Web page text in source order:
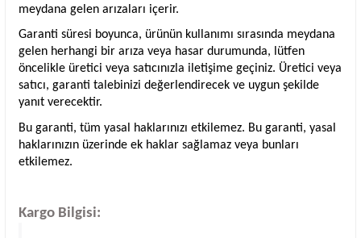
meydana gelen arızaları içerir.
Garanti süresi boyunca, ürünün kullanımı sırasında meydana
gelen herhangi bir arıza veya hasar durumunda, lütfen
öncelikle üretici veya satıcınızla iletişime geçiniz. Üretici veya
satıcı, garanti talebinizi değerlendirecek ve uygun şekilde
yanıt verecektir.
Bu garanti, tüm yasal haklarınızı etkilemez. Bu garanti, yasal
haklarınızın üzerinde ek haklar sağlamaz veya bunları
etkilemez.
Kargo Bilgisi: